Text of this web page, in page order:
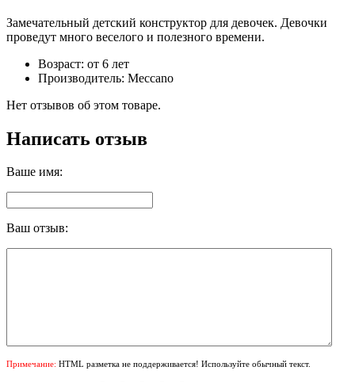
Замечательный детский конструктор для девочек. Девочки
проведут много веселого и полезного времени.
Возраст: от 6 лет
Производитель: Meccano
Нет отзывов об этом товаре.
Написать отзыв
Ваше имя:
Ваш отзыв:
Примечание: HTML разметка не поддерживается! Используйте обычный текст.